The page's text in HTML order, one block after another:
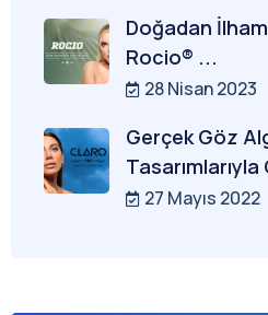
Doğadan
Rocio® ...
28 Nisan 2023
Gerçek Göz
27 Mayıs 2022